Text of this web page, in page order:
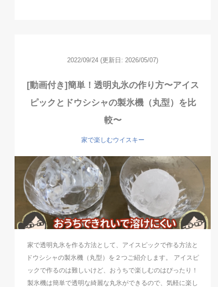
2022/09/24 (更新日: 2026/05/07)
[動画付き]簡単！透明丸氷の作り方〜アイス
ピックとドウシシャの製氷機（丸型）を比
較〜
家で楽しむウイスキー
家で透明丸氷を作る方法として、アイスピックで作る方法と
ドウシシャの製氷機（丸型）を２つご紹介します。 アイスピ
ックで作るのは難しいけど、おうちで楽しむのはぴったり！
製氷機は簡単で透明な綺麗な丸氷ができるので、気軽に楽し